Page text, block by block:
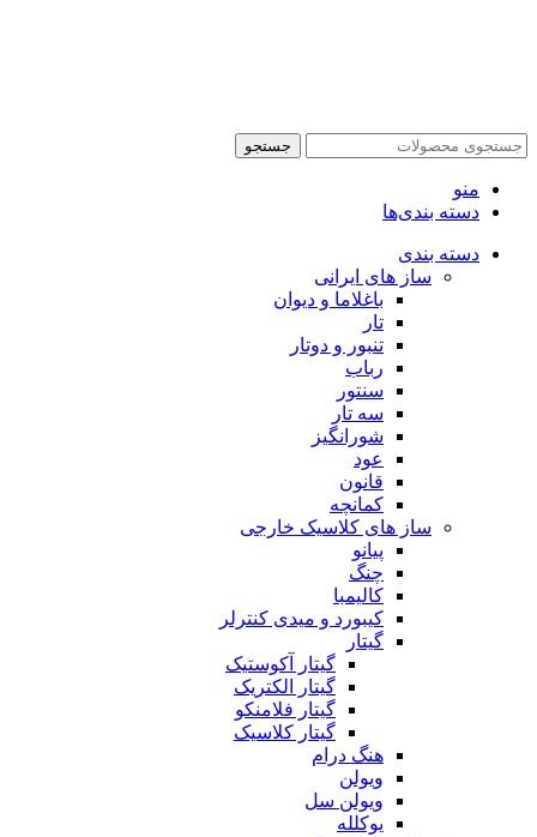
جستجو
منو
دسته بندی‌ها
دسته بندی
ساز های ایرانی
باغلاما و دیوان
تار
تنبور و دوتار
رباب
سنتور
سه تار
شورانگیز
عود
قانون
کمانچه
ساز های کلاسیک خارجی
پیانو
چنگ
کالیمبا
کیبورد و میدی کنترلر
گیتار
گیتار آکوستیک
گیتار الکتریک
گیتار فلامنکو
گیتار کلاسیک
هنگ درام
ویولن
ویولن سل
یوکلله